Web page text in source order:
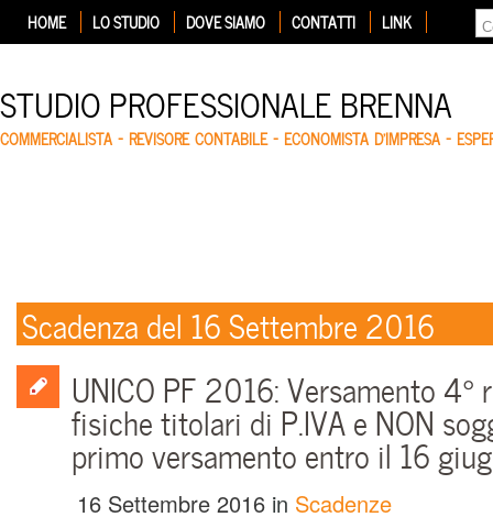
HOME LO STUDIO DOVE SIAMO CONTATTI LINK
STUDIO PROFESSIONALE BRENNA
COMMERCIALISTA – REVISORE CONTABILE – ECONOMISTA D'IMPRESA –
Scadenza del 16 Settembre 2016
UNICO PF 2016: Versamento 4°
fisiche titolari di P.IVA e NON
primo versamento entro il 16
16 Settembre 2016 in Scadenze